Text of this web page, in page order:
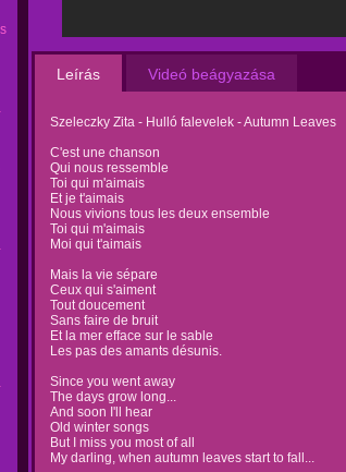
Leírás Videó beágyazása
Szeleczky Zita - Hulló falevelek - Autumn Leaves
C'est une chanson
Qui nous ressemble
Toi qui m'aimais
Et je t'aimais
Nous vivions tous les deux ensemble
Toi qui m'aimais
Moi qui t'aimais
Mais la vie sépare
Ceux qui s'aiment
Tout doucement
Sans faire de bruit
Et la mer efface sur le sable
Les pas des amants désunis.
Since you went away
The days grow long...
And soon I'll hear
Old winter songs
But I miss you most of all
My darling, when autumn leaves start to fall...